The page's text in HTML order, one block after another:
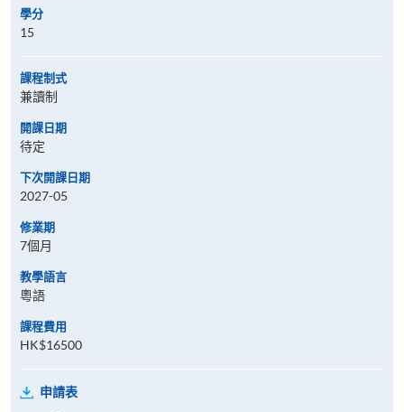
學分
15
課程制式
兼讀制
開課日期
待定
下次開課日期
2027-05
修業期
7個月
教學語言
粵語
課程費用
HK$16500
申請表